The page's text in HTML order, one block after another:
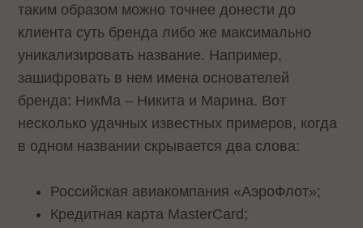
таким образом можно точнее донести до
клиента суть бренда либо же максимально
уникализировать название. Например,
зашифровать в нем имена основателей
бренда: НикМа – Никита и Марина. Вот
несколько удачных известных примеров, когда
в одном названии скрывается два слова:
Российская авиакомпания «АэроФлот»;
Кредитная карта MasterCard;